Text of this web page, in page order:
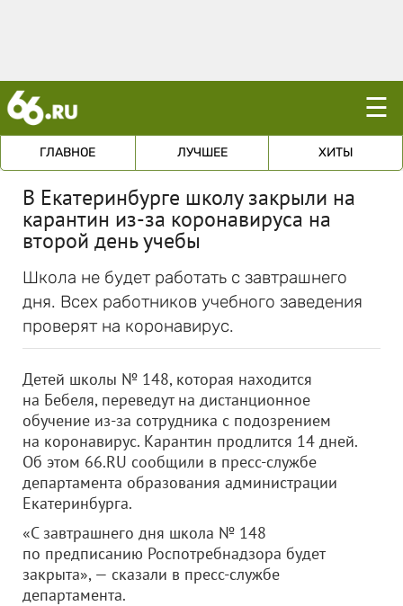
☰
ГЛАВНОЕ ЛУЧШЕЕ ХИТЫ
В Екатеринбурге школу закрыли на
карантин из-за коронавируса на
второй день учебы
Школа не будет работать с завтрашнего
дня. Всех работников учебного заведения
проверят на коронавирус.
Детей школы № 148, которая находится
на Бебеля, переведут на дистанционное
обучение из-за сотрудника с подозрением
на коронавирус. Карантин продлится 14 дней.
Об этом 66.RU сообщили в пресс-службе
департамента образования администрации
Екатеринбурга.
«С завтрашнего дня школа № 148
по предписанию Роспотребнадзора будет
закрыта», — сказали в пресс-службе
департамента.